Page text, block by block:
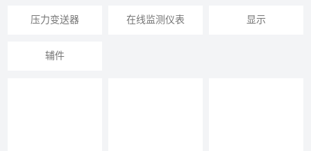
压力变送器 在线监测仪表 显示
辅件